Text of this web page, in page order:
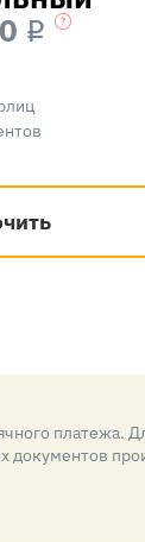
i
платежа.
документов